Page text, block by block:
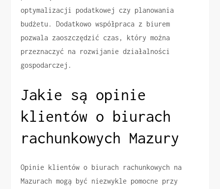
optymalizacji podatkowej czy planowania
budżetu. Dodatkowo współpraca z biurem
pozwala zaoszczędzić czas, który można
przeznaczyć na rozwijanie działalności
gospodarczej.
Jakie są opinie
klientów o biurach
rachunkowych Mazury
Opinie klientów o biurach rachunkowych na
Mazurach mogą być niezwykle pomocne przy